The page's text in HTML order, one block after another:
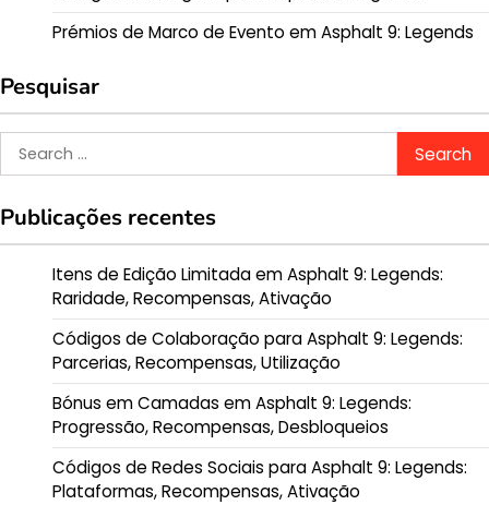
Prémios de Marco de Evento em Asphalt 9: Legends
Pesquisar
Search
for:
Publicações recentes
Itens de Edição Limitada em Asphalt 9: Legends:
Raridade, Recompensas, Ativação
Códigos de Colaboração para Asphalt 9: Legends:
Parcerias, Recompensas, Utilização
Bónus em Camadas em Asphalt 9: Legends:
Progressão, Recompensas, Desbloqueios
Códigos de Redes Sociais para Asphalt 9: Legends:
Plataformas, Recompensas, Ativação